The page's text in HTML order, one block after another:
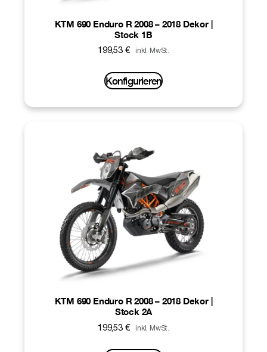
KTM 690 Enduro R 2008 – 2018 Dekor |
Stock 1B
199,53 € inkl. MwSt.
Konfigurieren
KTM 690 Enduro R 2008 – 2018 Dekor |
Stock 2A
199,53 € inkl. MwSt.